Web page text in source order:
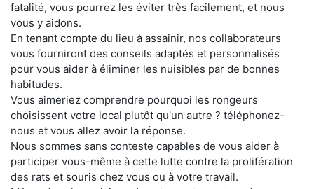
fatalité, vous pourrez les éviter très facilement, et nous
vous y aidons.
En tenant compte du lieu à assainir, nos collaborateurs
vous fourniront des conseils adaptés et personnalisés
pour vous aider à éliminer les nuisibles par de bonnes
habitudes.
Vous aimeriez comprendre pourquoi les rongeurs
choisissent votre local plutôt qu'un autre ? téléphonez-
nous et vous allez avoir la réponse.
Nous sommes sans conteste capables de vous aider à
participer vous-même à cette lutte contre la prolifération
des rats et souris chez vous ou à votre travail.